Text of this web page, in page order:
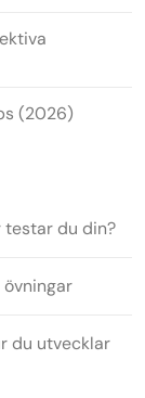
(2026)
testar du din?
du utvecklar